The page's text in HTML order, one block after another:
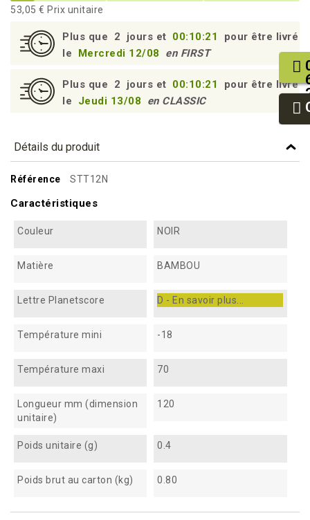
53,05 € Prix unitaire
Plus que 2 jours et 00:10:20
pour être livré
le
Mercredi 12/08 en FIRST
Plus que 2 jours et 00:10:20
pour être livré
le
Jeudi 13/08 en CLASSIC
Détails du produit
Référence STT12N
Caractéristiques
Couleur NOIR
Matière BAMBOU
Lettre Planetscore D - En savoir plus...
Température mini -18
Température maxi 70
Longueur mm (dimension
unitaire)
120
Poids unitaire (g) 0.4
Poids brut au carton (kg) 0.80